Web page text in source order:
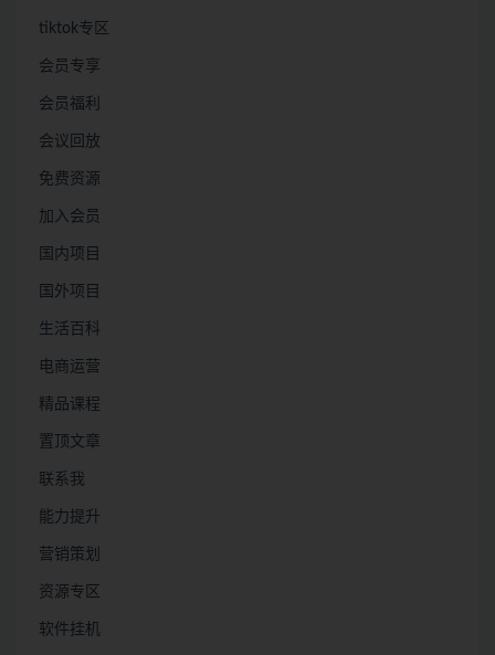
tiktok专区
会员专享
会员福利
会议回放
免费资源
加入会员
国内项目
国外项目
生活百科
电商运营
精品课程
置顶文章
联系我
能力提升
营销策划
资源专区
软件挂机